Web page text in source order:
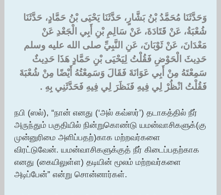
وَحَدَّثَنَا مُحَمَّدُ بْنُ بَشَّارٍ، حَدَّثَنَا يَحْيَى بْنُ حَمَّادٍ، حَدَّثَنَا
شُعْبَةُ، عَنْ قَتَادَةَ، عَنْ سَالِمِ بْنِ أَبِي الْجَعْدِ عَنْ
مَعْدَانَ، عَنْ ثَوْبَانَ، عَنِ النَّبِيِّ صلى الله عليه وسلم
حَدِيثَ الْحَوْضِ فَقُلْتُ لِيَحْيَى بْنِ حَمَّادٍ هَذَا حَدِيثٌ
سَمِعْتَهُ مِنْ أَبِي عَوَانَةَ فَقَالَ وَسَمِعْتُهُ أَيْضًا مِنْ شُعْبَةَ
فَقُلْتُ انْظُرْ لِي فِيهِ فَنَظَرَ لِي فِيهِ فَحَدَّثَنِي بِهِ ‏.‏
நபி (ஸல்), “நான் எனது (‘அல் கவ்ஸர்’) தடாகத்தில் நீர்
அருந்தும் பகுதியில் நின்றுகொண்டு யமன்வாசிகளுக்(கு
முன்னுரிமை அளிப்பதற்)காக மற்றவர்களை
விரட்டுவேன். யமன்வாசிகளுக்குத் நீர் கிடைப்பதற்காக
எனது (கையிலுள்ள) தடியின் மூலம் மற்றவர்களை
அடிப்பேன்” என்று சொன்னார்கள்.